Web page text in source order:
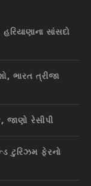
સાંસદો
ભારત ત્રીજા
રેસીપી
ટુરિઝમ ફેરનો